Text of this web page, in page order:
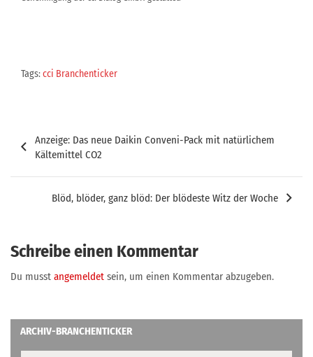
Tags:cci Branchenticker
Beitragsnavigation
Anzeige: Das neue Daikin Conveni-Pack mit natürlichem
Kältemittel CO2
Blöd, blöder, ganz blöd: Der blödeste Witz der Woche
Schreibe einen Kommentar
Du musst angemeldet sein, um einen Kommentar abzugeben.
ARCHIV-BRANCHENTICKER